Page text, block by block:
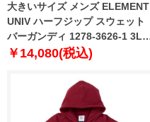
大きいサイズ メンズ ELEMENT
UNIV ハーフジップ スウェット
バーガンディ 1278-3626-1 3L
4L 5L 6L
￥14,080(税込)